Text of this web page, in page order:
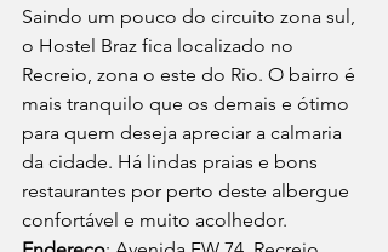
Saindo um pouco do circuito zona sul,
o Hostel Braz fica localizado no
Recreio, zona o este do Rio. O bairro é
mais tranquilo que os demais e ótimo
para quem deseja apreciar a calmaria
da cidade. Há lindas praias e bons
restaurantes por perto deste albergue
confortável e muito acolhedor.